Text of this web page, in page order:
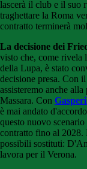
lascerà il club e il suo
traghettare la Roma
contratto terminerà
La decisione dei
visto che, come rivela
della Lupa, è stato
decisione presa. Con
assisteremo anche
Massara. Con
è mai andato
questo nuovo
contratto fino al 2028.
possibili sostituti:
lavora per il Verona.